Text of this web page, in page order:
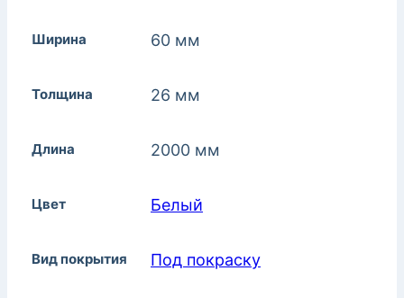
Ширина 60 мм
Толщина 26 мм
Длина 2000 мм
Цвет Белый
Вид покрытия Под покраску